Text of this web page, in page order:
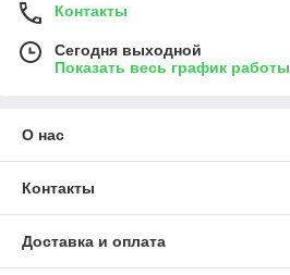
Контакты
Сегодня выходной
Показать весь график работы
О нас
Контакты
Доставка и оплата